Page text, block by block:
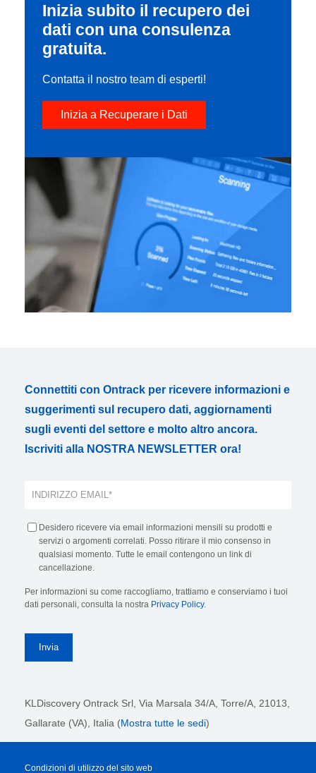
Inizia subito il recupero dei
dati con una consulenza
gratuita.
Contatta il nostro team di esperti!
Inizia a Recuperare i Dati
Connettiti con Ontrack per ricevere informazioni e
suggerimenti sul recupero dati, aggiornamenti
sugli eventi del settore e molto altro ancora.
Iscriviti alla NOSTRA NEWSLETTER ora!
Desidero ricevere via email informazioni mensili su prodotti e
servizi o argomenti correlati. Posso ritirare il mio consenso in
qualsiasi momento. Tutte le email contengono un link di
cancellazione.
Per informazioni su come raccogliamo, trattiamo e conserviamo i tuoi
dati personali, consulta la nostra Privacy Policy.
KLDiscovery Ontrack Srl, Via Marsala 34/A, Torre/A, 21013,
Gallarate (VA), Italia (Mostra tutte le sedi)
Condizioni di utilizzo del sito web